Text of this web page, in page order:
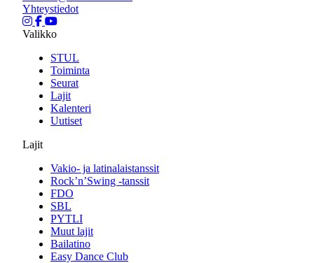
Yhteystiedot
Valikko
STUL
Toiminta
Seurat
Lajit
Kalenteri
Uutiset
Lajit
Vakio- ja latinalaistanssit
Rock’n’Swing -tanssit
FDO
SBL
PYTLI
Muut lajit
Bailatino
Easy Dance Club